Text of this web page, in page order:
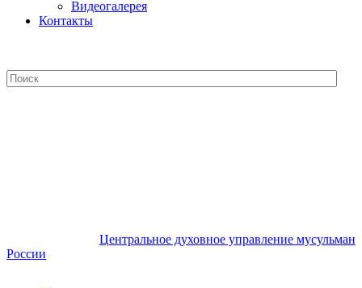
Видеогалерея
Контакты
Центральное духовное управление мусульман
России